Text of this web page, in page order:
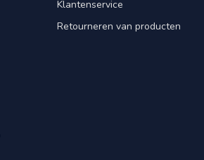
Klantenservice
Retourneren van producten